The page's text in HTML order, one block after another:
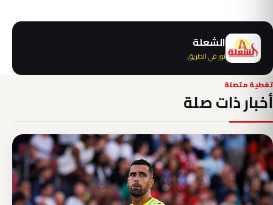
الشعلة
نور في الطريق
تغطية متصلة
أخبار ذات صلة